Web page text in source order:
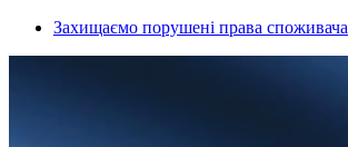
Захищаємо порушені права споживача